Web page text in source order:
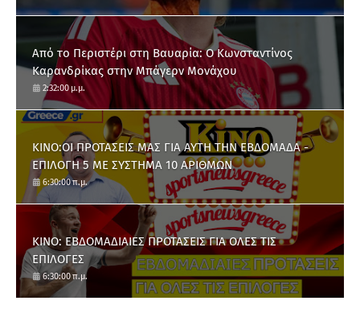
Από το Περιστέρι στη Βαυαρία: O Κωνσταντίνος
Καρανδρίκας στην Μπάγερν Μονάχου
2:32:00 μ.μ.
ΚΙΝΟ:ΟΙ ΠΡΟΤΑΣΕΙΣ ΜΑΣ ΓΙΑ ΑΥΤΗ ΤΗΝ ΕΒΔΟΜΑΔΑ -
ΕΠΙΛΟΓΗ 5 ΜΕ ΣΥΣΤΗΜΑ 10 ΑΡΙΘΜΩΝ
6:30:00 π.μ.
ΚΙΝΟ: ΕΒΔΟΜΑΔΙΑΙΕΣ ΠΡΟΤΑΣΕΙΣ ΓΙΑ ΟΛΕΣ ΤΙΣ
ΕΠΙΛΟΓΕΣ
6:30:00 π.μ.